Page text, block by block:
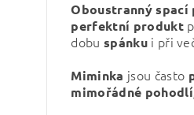
Oboustranný
perfektní produkt
dobuspánkui při
Miminka jsou často
mimořádné